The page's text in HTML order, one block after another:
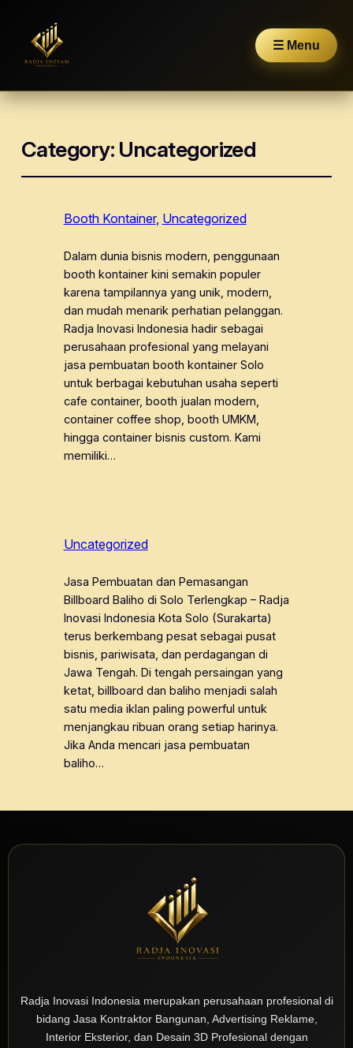
☰ Menu
Category: Uncategorized
Booth Kontainer, Uncategorized
Dalam dunia bisnis modern, penggunaan
booth kontainer kini semakin populer
karena tampilannya yang unik, modern,
dan mudah menarik perhatian pelanggan.
Radja Inovasi Indonesia hadir sebagai
perusahaan profesional yang melayani
jasa pembuatan booth kontainer Solo
untuk berbagai kebutuhan usaha seperti
cafe container, booth jualan modern,
container coffee shop, booth UMKM,
hingga container bisnis custom. Kami
memiliki…
Uncategorized
Jasa Pembuatan dan Pemasangan
Billboard Baliho di Solo Terlengkap – Radja
Inovasi Indonesia Kota Solo (Surakarta)
terus berkembang pesat sebagai pusat
bisnis, pariwisata, dan perdagangan di
Jawa Tengah. Di tengah persaingan yang
ketat, billboard dan baliho menjadi salah
satu media iklan paling powerful untuk
menjangkau ribuan orang setiap harinya.
Jika Anda mencari jasa pembuatan
baliho…
Radja Inovasi Indonesia merupakan perusahaan profesional di
bidang Jasa Kontraktor Bangunan, Advertising Reklame,
Interior Eksterior, dan Desain 3D Profesional dengan